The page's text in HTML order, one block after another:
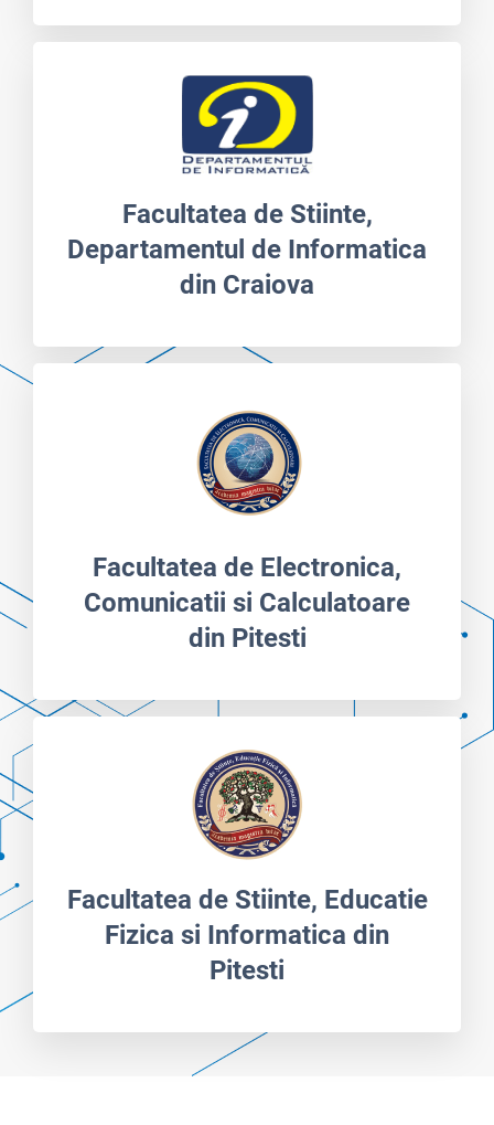
Facultatea de Stiinte,
Departamentul de Informatica
din Craiova
Facultatea de Electronica,
Comunicatii si Calculatoare
din Pitesti
Facultatea de Stiinte, Educatie
Fizica si Informatica din
Pitesti